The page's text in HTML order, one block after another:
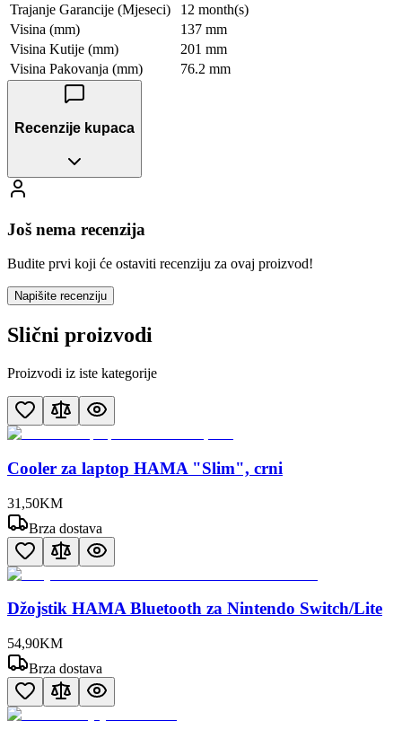
Trajanje Garancije (Mjeseci)
12 month(s)
Visina (mm)
137 mm
Visina Kutije (mm)
201 mm
Visina Pakovanja (mm)
76.2 mm
Recenzije kupaca
Još nema recenzija
Budite prvi koji će ostaviti recenziju za ovaj proizvod!
Napišite recenziju
Slični proizvodi
Proizvodi iz iste kategorije
Cooler za laptop HAMA "Slim", crni
31 ,50KM
Brza dostava
Džojstik HAMA Bluetooth za Nintendo Switch/Lite
54,90KM
Brza dostava